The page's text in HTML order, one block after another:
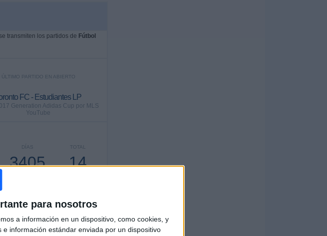
para nosotros
a información en un dispositivo, como cookies, y
información estándar enviada por un dispositivo
transmiten los partidos de Fútbol
ÚLTIMO PARTIDO EN ABIERTO
FC - Estudiantes LP
Generation Adidas Cup por MLS
YouTube
TOTAL
14
DÍAS
3405